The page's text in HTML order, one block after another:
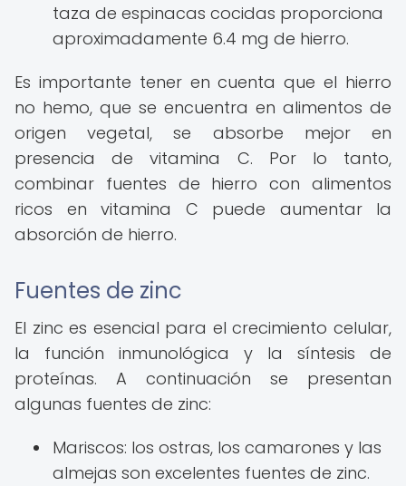
taza de espinacas cocidas proporciona
aproximadamente 6.4 mg de hierro.
Es importante tener en cuenta que el hierro
no hemo, que se encuentra en alimentos de
origen vegetal, se absorbe mejor en
presencia de vitamina C. Por lo tanto,
combinar fuentes de hierro con alimentos
ricos en vitamina C puede aumentar la
absorción de hierro.
Fuentes de zinc
El zinc es esencial para el crecimiento celular,
la función inmunológica y la síntesis de
proteínas. A continuación se presentan
algunas fuentes de zinc:
Mariscos: los ostras, los camarones y las
almejas son excelentes fuentes de zinc.